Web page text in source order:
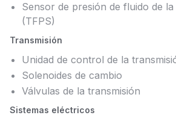
Sensor de presión de fluido de
(TFPS)
Transmisión
Unidad de control de la
Solenoides de cambio
Válvulas de la transmisión
Sistemas eléctricos